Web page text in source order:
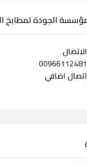
الجودة لمطابخ
اضافي